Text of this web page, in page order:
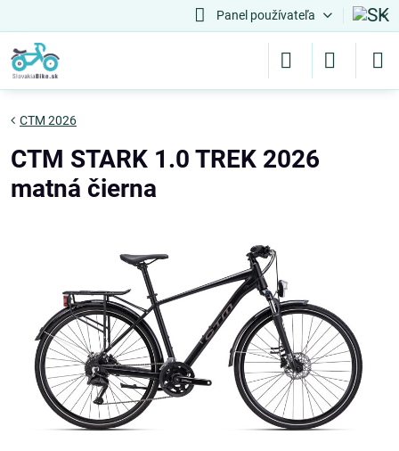
Panel používateľa
CTM 2026
CTM STARK 1.0 TREK 2026
matná čierna